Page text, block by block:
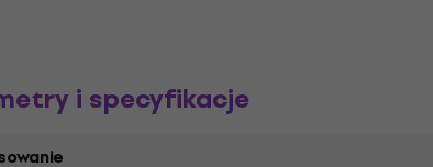
i specyfikacje